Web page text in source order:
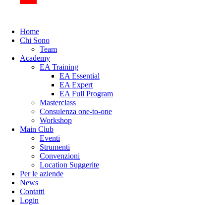
Home
Chi Sono
Team
Academy
EA Training
EA Essential
EA Expert
EA Full Program
Masterclass
Consulenza one-to-one
Workshop
Main Club
Eventi
Strumenti
Convenzioni
Location Suggerite
Per le aziende
News
Contatti
Login